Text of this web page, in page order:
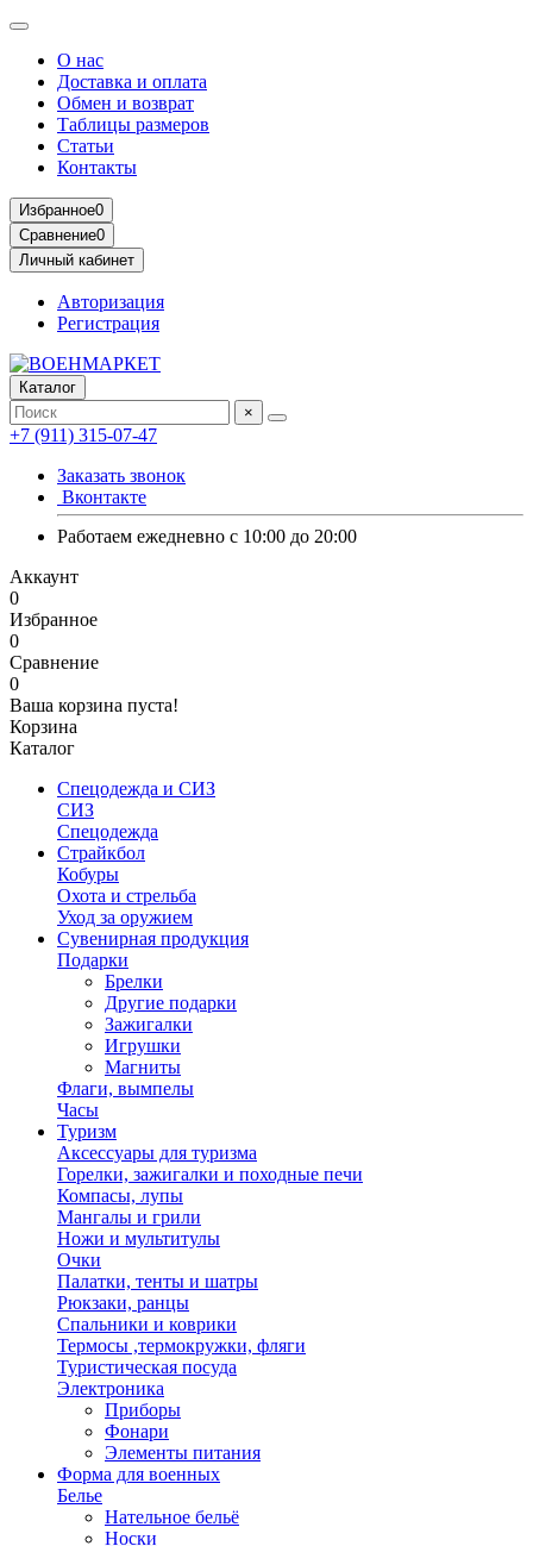
О нас
Доставка и оплата
Обмен и возврат
Таблицы размеров
Статьи
Контакты
Избранное0
Сравнение0
Личный кабинет
Авторизация
Регистрация
Каталог
×
+7 (911) 315-07-47
Заказать звонок
Вконтакте
Работаем ежедневно с 10:00 до 20:00
Аккаунт
0
Избранное
0
Сравнение
0
Ваша корзина пуста!
Корзина
Каталог
Спецодежда и СИЗ
СИЗ
Спецодежда
Страйкбол
Кобуры
Охота и стрельба
Уход за оружием
Сувенирная продукция
Подарки
Брелки
Другие подарки
Зажигалки
Игрушки
Магниты
Флаги, вымпелы
Часы
Туризм
Аксессуары для туризма
Горелки, зажигалки и походные печи
Компасы, лупы
Мангалы и грили
Ножи и мультитулы
Очки
Палатки, тенты и шатры
Рюкзаки, ранцы
Спальники и коврики
Термосы ,термокружки, фляги
Туристическая посуда
Электроника
Приборы
Фонари
Элементы питания
Форма для военных
Белье
Нательное бельё
Носки